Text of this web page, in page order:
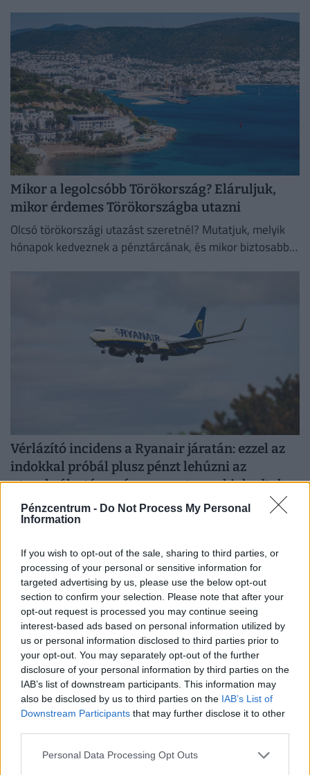
Pénzcentrum - Do Not Process My Personal
Information
If you wish to opt-out of the sale, sharing to third parties, or
processing of your personal or sensitive information for
targeted advertising by us, please use the below opt-out
section to confirm your selection. Please note that after your
opt-out request is processed you may continue seeing
interest-based ads based on personal information utilized by
us or personal information disclosed to third parties prior to
your opt-out. You may separately opt-out of the further
disclosure of your personal information by third parties on the
IAB’s list of downstream participants. This information may
also be disclosed by us to third parties on the IAB’s List of
Downstream Participants that may further disclose it to other
Personal Data Processing Opt Outs
Mikor a legolcsóbb Törökország? Eláruljuk,
mikor érdemes Törökországba utazni
Olcsó törökországi utazást szeretnél? Mutatjuk, melyik
hónapok kedveznek a pénztárcának, és mikor biztosabb a
Vérlázító incidens a Ryanair járatán: ezzel az
indokkal próbál plusz pénzt lehúzni az
utasokról a társaság - rengetegen kiakadtak
Amikor az egyik dolgozótól megkérdezte, hogy változtak-
e a mérethatárok, azt a választ kapta, hogy a szabályok
az enyülés